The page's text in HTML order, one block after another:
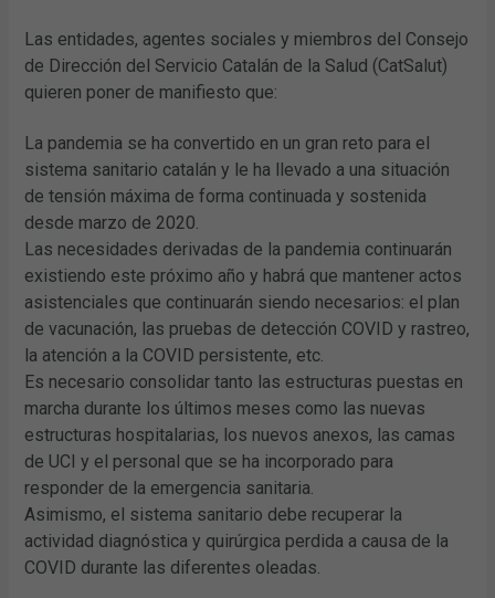
Las entidades, agentes sociales y miembros del Consejo
de Dirección del Servicio Catalán de la Salud (CatSalut)
quieren poner de manifiesto que:
La pandemia se ha convertido en un gran reto para el
sistema sanitario catalán y le ha llevado a una situación
de tensión máxima de forma continuada y sostenida
desde marzo de 2020.
Las necesidades derivadas de la pandemia continuarán
existiendo este próximo año y habrá que mantener actos
asistenciales que continuarán siendo necesarios: el plan
de vacunación, las pruebas de detección COVID y rastreo,
la atención a la COVID persistente, etc.
Es necesario consolidar tanto las estructuras puestas en
marcha durante los últimos meses como las nuevas
estructuras hospitalarias, los nuevos anexos, las camas
de UCI y el personal que se ha incorporado para
responder de la emergencia sanitaria.
Asimismo, el sistema sanitario debe recuperar la
actividad diagnóstica y quirúrgica perdida a causa de la
COVID durante las diferentes oleadas.